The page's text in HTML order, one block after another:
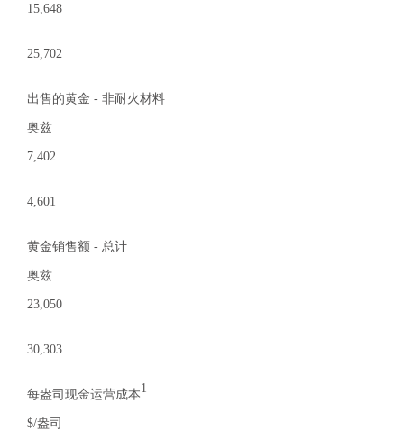
15,648
25,702
出售的黄金 - 非耐火材料
奥兹
7,402
4,601
黄金销售额 - 总计
奥兹
23,050
30,303
每盎司现金运营成本1
$/盎司